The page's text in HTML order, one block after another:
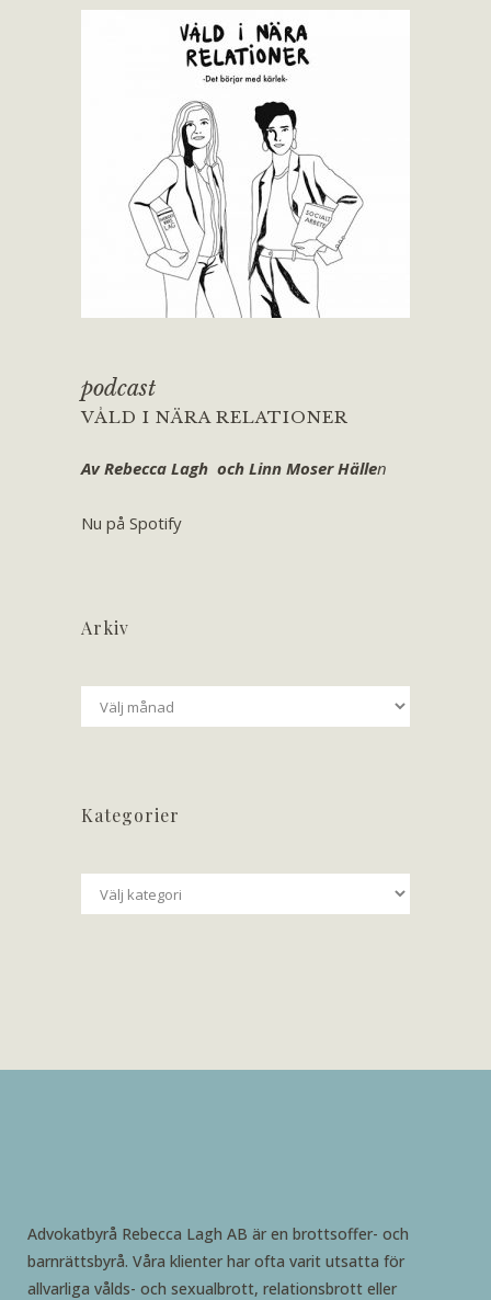
podcast
VÅLD I NÄRA RELATIONER
Av Rebecca Lagh och Linn Moser Hällen
Nu på Spotify
Arkiv
Arkiv
Kategorier
Kategorier
Advokatbyrå Rebecca Lagh AB är en brottsoffer- och
barnrättsbyrå. Våra klienter har ofta varit utsatta för
allvarliga vålds- och sexualbrott, relationsbrott eller